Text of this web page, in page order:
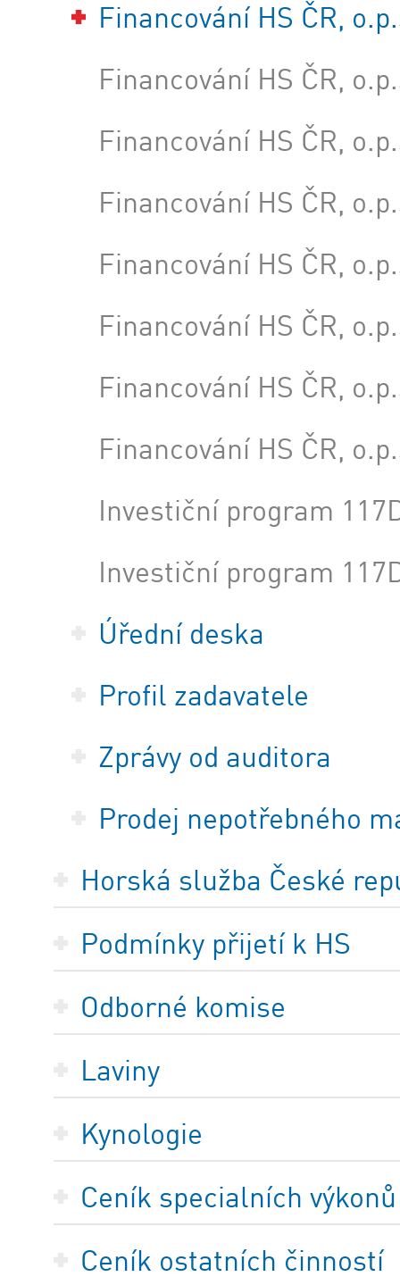
Financování HS ČR,
Financování HS ČR,
Financování HS ČR,
Financování HS ČR,
Financování HS ČR,
Financování HS ČR,
Financování HS ČR,
Financování HS ČR,
Investiční program
Investiční program
Úřední deska
Profil zadavatele
Zprávy od auditora
Prodej nepotřebného
Horská služba České
Podmínky přijetí k HS
Odborné komise
Laviny
Kynologie
Ceník specialních výkonů
Ceník ostatních činností